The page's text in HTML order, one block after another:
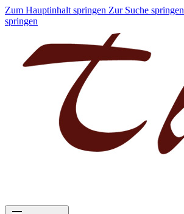
Zum Hauptinhalt springen Zur Suche springen
springen